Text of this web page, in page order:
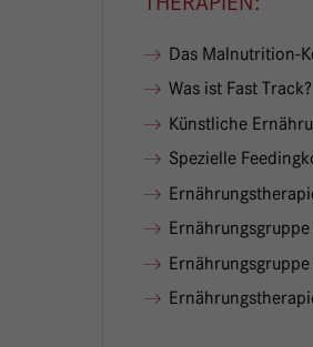
Das Malnutrition-
Was ist Fast Track?
Künstliche
Spezielle